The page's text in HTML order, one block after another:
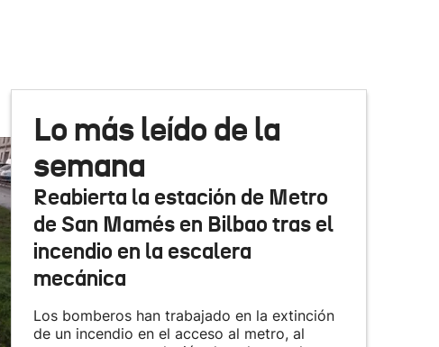
Lo último
Lo más leído de la
semana
Reabierta la estación de Metro
de San Mamés en Bilbao tras el
incendio en la escalera
mecánica
Los bomberos han trabajado en la extinción
de un incendio en el acceso al metro, al